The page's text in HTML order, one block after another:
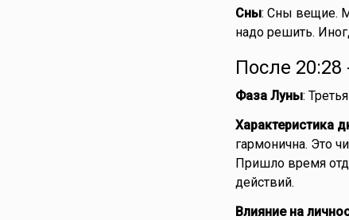
Сны: Сны вещие.
надо решить.
После
Фаза Луны:
Характеристика
гармонична. Это
Пришло время
действий.
Влияние на